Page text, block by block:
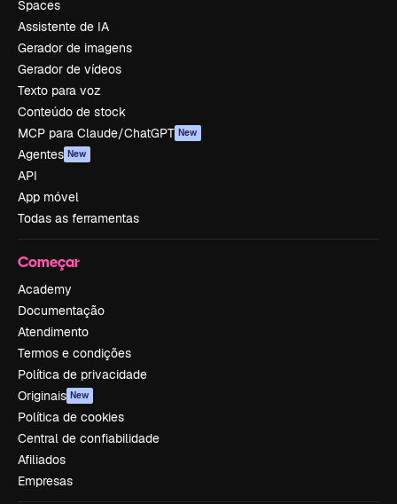
Spaces
Assistente de IA
Gerador de imagens
Gerador de vídeos
Texto para voz
Conteúdo de stock
MCP para Claude/ChatGPT New
Agentes New
API
App móvel
Todas as ferramentas
Começar
Academy
Documentação
Atendimento
Termos e condições
Política de privacidade
Originais New
Política de cookies
Central de confiabilidade
Afiliados
Empresas